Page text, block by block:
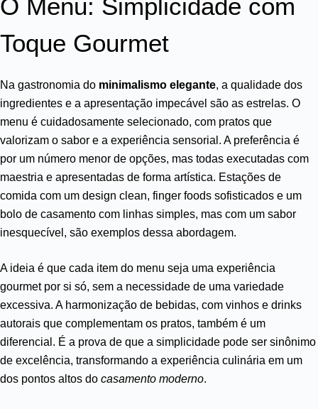
O Menu: Simplicidade com
Toque Gourmet
Na gastronomia do minimalismo elegante, a qualidade dos
ingredientes e a apresentação impecável são as estrelas. O
menu é cuidadosamente selecionado, com pratos que
valorizam o sabor e a experiência sensorial. A preferência é
por um número menor de opções, mas todas executadas com
maestria e apresentadas de forma artística. Estações de
comida com um design clean, finger foods sofisticados e um
bolo de casamento com linhas simples, mas com um sabor
inesquecível, são exemplos dessa abordagem.
A ideia é que cada item do menu seja uma experiência
gourmet por si só, sem a necessidade de uma variedade
excessiva. A harmonização de bebidas, com vinhos e drinks
autorais que complementam os pratos, também é um
diferencial. É a prova de que a simplicidade pode ser sinônimo
de excelência, transformando a experiência culinária em um
dos pontos altos do casamento moderno.